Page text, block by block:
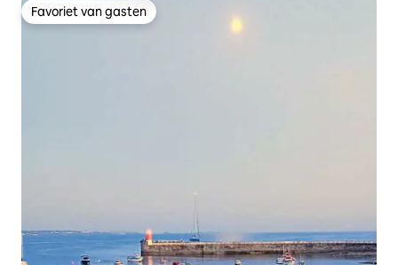
Favoriet van gasten
Favoriet van gasten